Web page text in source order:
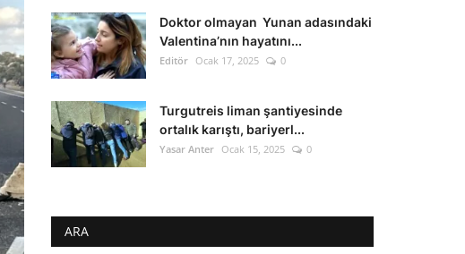
Doktor olmayan Yunan adasındaki
Valentina’nın hayatını...
Editör Ocak 17, 2025 0
Turgutreis liman şantiyesinde
ortalık karıştı, bariyerl...
Yasar Anter Ocak 15, 2025 0
ARA